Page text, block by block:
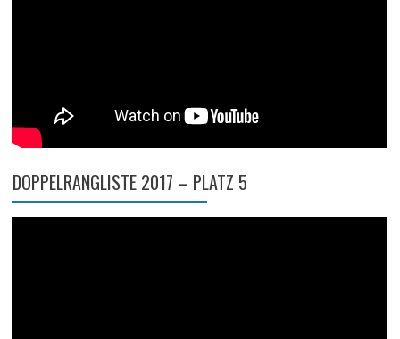
DOPPELRANGLISTE 2017 – PLATZ 5